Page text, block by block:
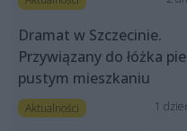
Dramat w Szczecinie.
Przywiązany do łóżka
pustym mieszkaniu
Aktualności 1